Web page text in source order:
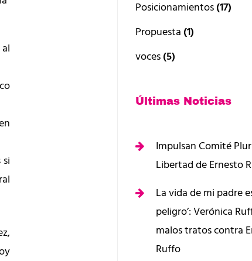
Posicionamientos(17)
Propuesta (1)
voces(5)
Últimas Noticias
Impulsan Comité
Libertad de Ernesto
La vida de mi padre
peligro’: Verónica
malos tratos contra
Ruffo